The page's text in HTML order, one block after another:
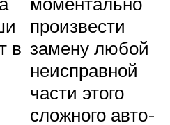
в
произвести
замену любой
неисправной
части этого
сложного авто-